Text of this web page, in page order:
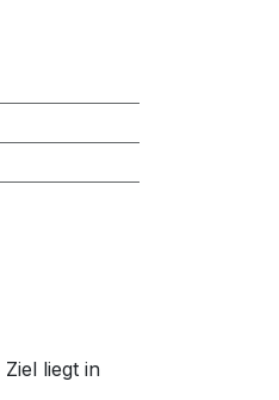
Ziel liegt in